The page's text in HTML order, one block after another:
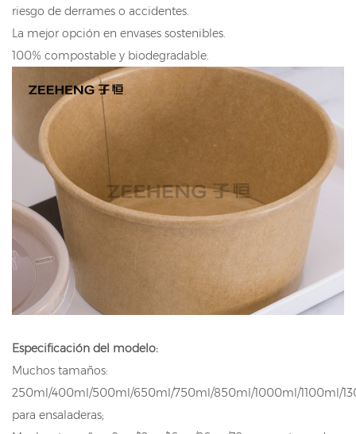
riesgo de derrames o accidentes.
La mejor opción en envases sostenibles.
100% compostable y biodegradable.
Especificación del modelo:
Muchos tamaños:
250ml/400ml/500ml/650ml/750ml/850ml/1000ml/1100ml/
para ensaladeras;